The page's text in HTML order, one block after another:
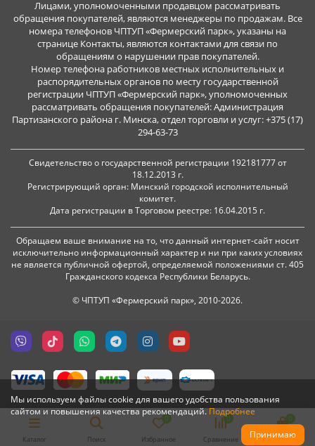
Мы используем файлы cookie для вашего удобства пользования
сайтом и повышения качества рекомендаций.Подробнее
Принимаю
Лицами, уполномоченными продавцом рассматривать
обращения покупателей, являются менеджеры по продажам. Все
номера телефонов ЧПТУП «Фермерский парк», указаны на
странице Контакты, являются контактами для связи по
обращениям о нарушении прав покупателей.
Номер телефона работников местных исполнительных и
распорядительных органов по месту государственной
регистрации ЧПТУП «Фермерский парк», уполномоченных
рассматривать обращения покупателей: Администрация
Партизанского района г. Минска, отдел торговли и услуг: +375 (17)
294-63-73
Свидетельство о государственной регистрации 192181777 от
18.12.2013 г.
Регистрирующий орган: Минский городской исполнительный
комитет.
Дата регистрации в Торговом реестре: 16.04.2015 г.
Обращаем ваше внимание на то, что данный интернет-сайт носит
исключительно информационный характер и ни при каких условиях
не является публичной офертой, определяемой положениями ст. 405
Гражданского кодекса Республики Беларусь.
© ЧПТУП «Фермерский парк», 2010-2026.
Каталог Поиск
0
Избранное
0
Сравнение
0
Корзина